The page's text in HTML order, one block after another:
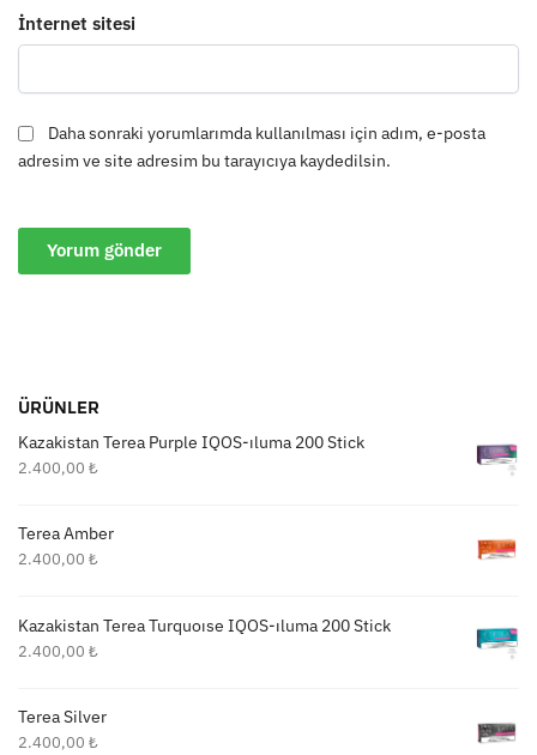
İnternet sitesi
Daha sonraki yorumlarımda kullanılması için adım, e-posta
adresim ve site adresim bu tarayıcıya kaydedilsin.
ÜRÜNLER
Kazakistan Terea Purple IQOS-ıluma 200 Stick
2.400,00 ₺
Terea Amber
2.400,00 ₺
Kazakistan Terea Turquoıse IQOS-ıluma 200 Stick
2.400,00 ₺
Terea Silver
2.400,00 ₺